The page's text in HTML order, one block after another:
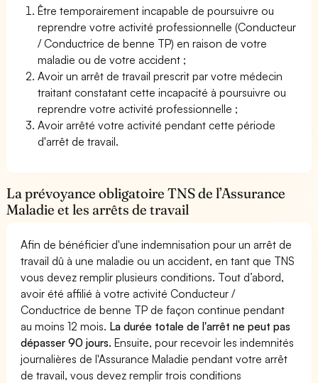
Être temporairement incapable de poursuivre ou
reprendre votre activité professionnelle (Conducteur
/ Conductrice de benne TP) en raison de votre
maladie ou de votre accident ;
Avoir un arrêt de travail prescrit par votre médecin
traitant constatant cette incapacité à poursuivre ou
reprendre votre activité professionnelle ;
Avoir arrêté votre activité pendant cette période
d'arrêt de travail.
La prévoyance obligatoire TNS de l’Assurance
Maladie et les arrêts de travail
Afin de bénéficier d'une indemnisation pour un arrêt de
travail dû à une maladie ou un accident, en tant que TNS
vous devez remplir plusieurs conditions. Tout d’abord,
avoir été affilié à votre activité Conducteur /
Conductrice de benne TP de façon continue pendant
au moins 12 mois. La durée totale de l'arrêt ne peut pas
dépasser 90 jours. Ensuite, pour recevoir les indemnités
journalières de l'Assurance Maladie pendant votre arrêt
de travail, vous devez remplir trois conditions